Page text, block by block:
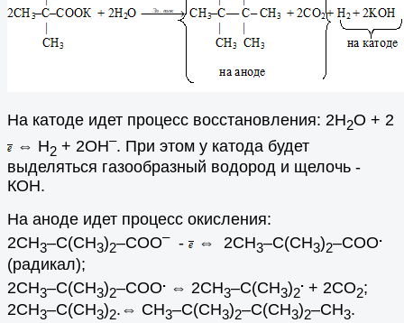
На катоде идет процесс восстановления: 2Н2О + 2
⇔ H2 + 2OH–. При этом у катода будет
выделяться газообразный водород и щелочь -
КОН.
На аноде идет процесс окисления:
2СН3–С(СН3)2–СОО–- ⇔ 2СН3–С(СН3)2–СОО.
(радикал);
2СН3–С(СН3)2–СОО. ⇔ 2СН3–С(СН3)2
. + 2СО2;
2СН3–С(СН3)2.⇔ СН3–С(СН3)2–С(СН3)2–СН3.